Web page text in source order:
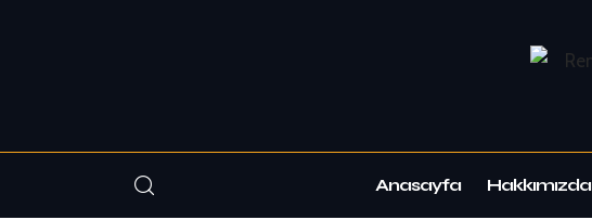
Anasayfa Hakkımızda